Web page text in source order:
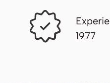
1977